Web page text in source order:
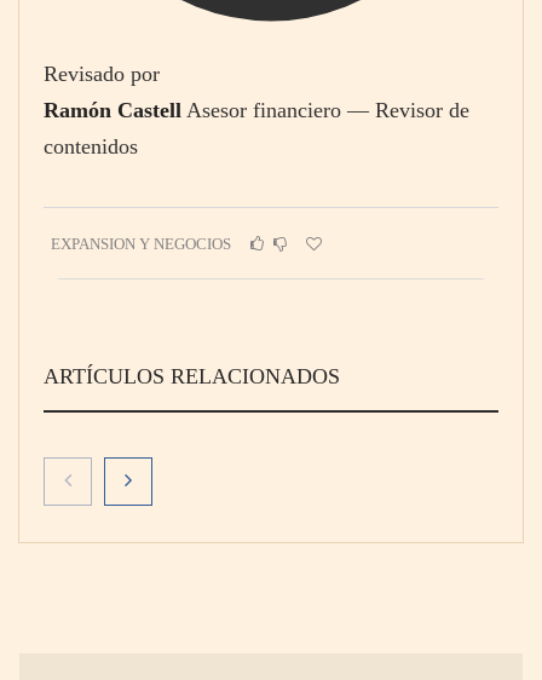
Revisado por
Ramón Castell Asesor financiero — Revisor de
contenidos
EXPANSION Y NEGOCIOS
ARTÍCULOS RELACIONADOS